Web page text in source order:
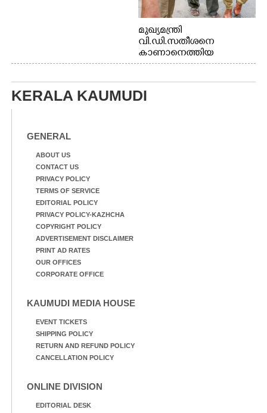
മുഖ്യമന്ത്രി
വി.ഡി.സതീശനെ
കാണാനെത്തിയ
മോഹനൻ നായർ
KERALA KAUMUDI
GENERAL
ABOUT US
CONTACT US
PRIVACY POLICY
TERMS OF SERVICE
EDITORIAL POLICY
PRIVACY POLICY-KAZHCHA
COPYRIGHT POLICY
ADVERTISEMENT DISCLAIMER
PRINT AD RATES
OUR OFFICES
CORPORATE OFFICE
KAUMUDI MEDIA HOUSE
EVENT TICKETS
SHIPPING POLICY
RETURN AND REFUND POLICY
CANCELLATION POLICY
ONLINE DIVISION
EDITORIAL DESK